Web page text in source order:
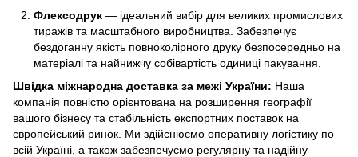
Флексодрук — ідеальний вибір для великих промислових
тиражів та масштабного виробництва. Забезпечує
бездоганну якість повноколірного друку безпосередньо на
матеріалі та найнижчу собівартість одиниці пакування.
Швідка міжнародна доставка за межі України: Наша
компанія повністю орієнтована на розширення географії
вашого бізнесу та стабільність експортних поставок на
європейський ринок. Ми здійснюємо оперативну логістику по
всій Україні, а також забезпечуємо регулярну та надійну